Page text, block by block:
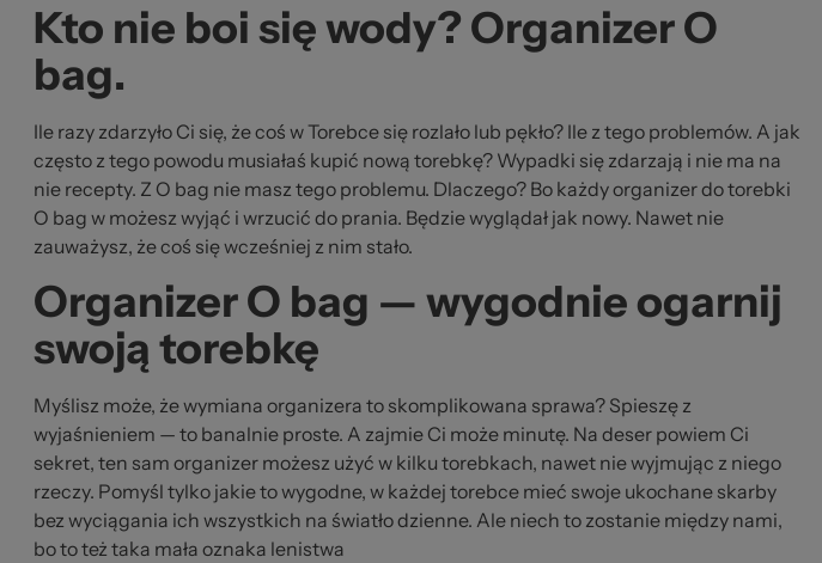
Kto nie boi się wody? Organizer O
bag.
Ile razy zdarzyło Ci się, że coś w Torebce się rozlało lub pękło? Ile z tego problemów. A jak
często z tego powodu musiałaś kupić nową torebkę? Wypadki się zdarzają i nie ma na
nie recepty. Z O bag nie masz tego problemu. Dlaczego? Bo każdy organizer do torebki
O bag w możesz wyjąć i wrzucić do prania. Będzie wyglądał jak nowy. Nawet nie
zauważysz, że coś się wcześniej z nim stało.
Organizer O bag — wygodnie ogarnij
swoją torebkę
Myślisz może, że wymiana organizera to skomplikowana sprawa? Spieszę z
wyjaśnieniem — to banalnie proste. A zajmie Ci może minutę. Na deser powiem Ci
sekret, ten sam organizer możesz użyć w kilku torebkach, nawet nie wyjmując z niego
rzeczy. Pomyśl tylko jakie to wygodne, w każdej torebce mieć swoje ukochane skarby
bez wyciągania ich wszystkich na światło dzienne. Ale niech to zostanie między nami,
bo to też taka mała oznaka lenistwa